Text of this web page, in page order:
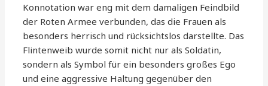
Konnotation war eng mit dem damaligen Feindbild
der Roten Armee verbunden, das die Frauen als
besonders herrisch und rücksichtslos darstellte. Das
Flintenweib wurde somit nicht nur als Soldatin,
sondern als Symbol für ein besonders großes Ego
und eine aggressive Haltung gegenüber den